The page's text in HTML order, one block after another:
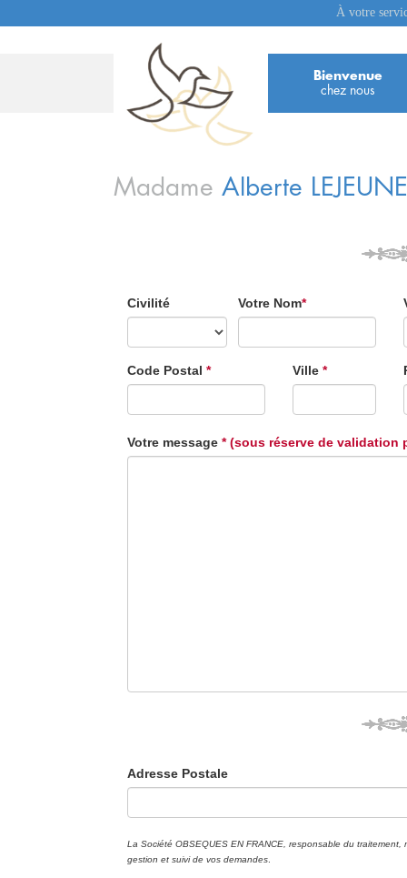
À votre
Bienvenue
chez nous
Madame Alberte LEJEUNE
Civilité Votre Nom*
Code Postal * Ville*
Votre message * (sous réserve de validation
Adresse Postale
La Société OBSEQUES EN FRANCE, responsable du
gestion et suivi de vos demandes